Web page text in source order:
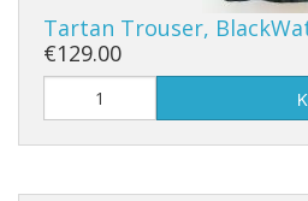
Tartan Trouser,
€129.00